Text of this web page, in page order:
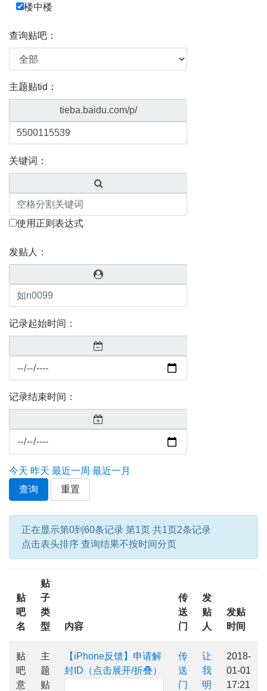
楼中楼
查询贴吧：
主题贴tid：
tieba.baidu.com/p/
关键词：
使用正则表达式
发贴人：
记录起始时间：
记录结束时间：
今天 昨天 最近一周 最近一月
查询
重置
正在显示第0到60条记录 第1页 共1页2条记录
点击表头排序 查询结果不按时间分页
贴
吧
名
贴
子
类
型
内容
传
送
门
发
贴
人
发贴
时间
贴
吧
意
主
题
贴
【iPhone反馈】申请解
封ID（点击展开/折叠）
传
送
门
让
我
明
2018-
01-01
17:21